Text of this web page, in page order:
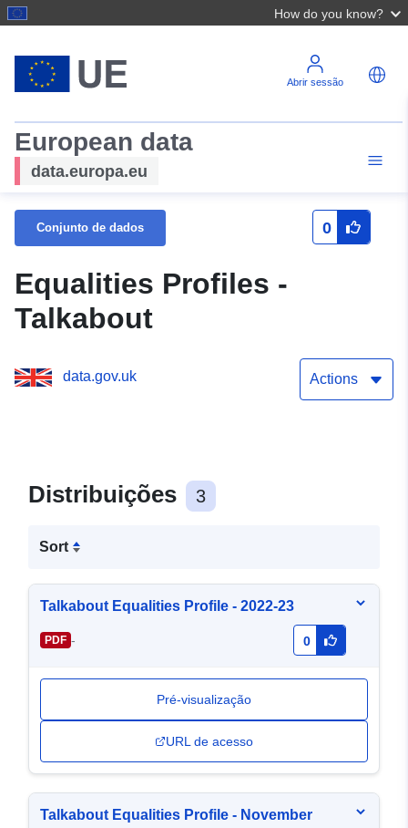
How do you know?
Abrir sessão
European data
data.europa.eu
Conjunto de dados 0
Equalities Profiles -
Talkabout
data.gov.uk Actions
Distribuições 3
Sort
Talkabout Equalities Profile - 2022-23
PDF - 0
Pré-visualização
URL de acesso
Talkabout Equalities Profile - November